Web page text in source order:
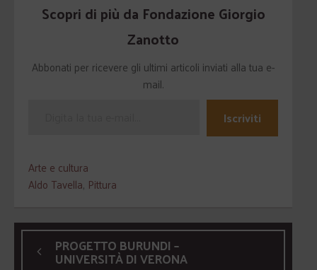
Scopri di più da Fondazione Giorgio
Zanotto
Abbonati per ricevere gli ultimi articoli inviati alla tua e-
mail.
Iscriviti
Arte e cultura
Aldo Tavella, Pittura
PROGETTO BURUNDI –
UNIVERSITÀ DI VERONA